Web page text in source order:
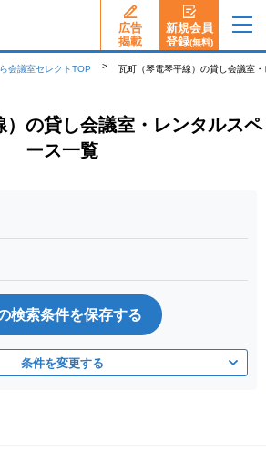
広告
揭載
新規会員
登録(無料)
会議室セレクトTOP 瓦町（琴電琴平線）の貸し会議室
）の貸し会議室・レンタルスペ
ース一覧
検索条件を保存する
条件を変更する